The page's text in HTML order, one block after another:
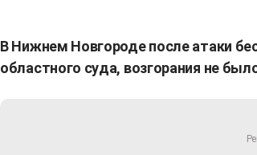
В Нижнем Новгороде после атаки
областного суда, возгорания не